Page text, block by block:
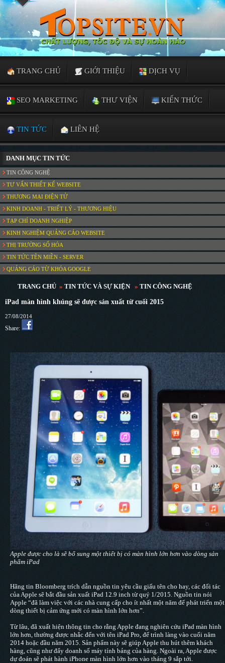
TRANG CHỦ GIỚI THIỆU DỊCH VỤ
SEO MARKETING THƯ VIỆN KIẾN THỨC
TIN TỨC LIÊN HỆ
DANH MỤC TIN TỨC
TIN CÔNG NGHỆ
TƯ VẤN THIẾT KẾ WEBSITE
THƯƠNG MẠI ĐIỆN TỬ
KINH DOANH - TRIẾT LÝ - THƯƠNG HIỆU
TẠP CHÍ DOANH NGHIỆP
KINH NGHIỆM QUẢNG CÁO WEBSITE
THỊ TRƯỜNG SỐ HÓA
TIN TỨC TÊN MIỀN - SERVER
QUẢNG CÁO TỪ KHÓA GOOGLE
TRANG CHỦ » TIN TỨC VÀ SỰ KIỆN» TIN CÔNG NGHỆ
iPad màn hình khủng sẽ được sản xuất từ cuối 2015
27/08/2014
Share:
Apple được cho là sẽ bổ sung một thiết bị có màn hình lớn hơn vào dòng sản
phẩm iPad
Hãng tin Bloomberg trích dẫn nguồn tin yêu cầu giấu tên cho hay, các đối tác
của Apple sẽ bắt đầu sản xuất iPad 12.9 inch từ quý 1/2015. Nguồn tin nói
Apple “đã làm việc với các nhà cung cấp cho ít nhất một năm để phát triển một
dòng thiết bị cảm ứng mới có màn hình lớn hơn”.
Từ lâu, đã xuất hiện thông tin cho rằng Apple đang nghiên cứu iPad màn hình
lớn hơn, thường được nhắc đến với tên iPad Pro, để trình làng vào cuối năm
2014 hoặc đầu năm 2015. Sản phẩm này sẽ giúp Apple thu hút thêm khách
hàng, cũng như đẩy doanh số máy tính bảng của hàng. Ngoài ra, Apple được
dự đoán sẽ phát hành iPhone màn hình lớn hơn vào tháng 9 sắp tới.